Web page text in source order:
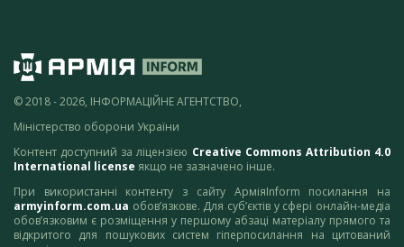
© 2018 - 2026, ІНФОРМАЦІЙНЕ АГЕНТСТВО,
Міністерство оборони України
Контент доступний за ліцензією Creative Commons Attribution 4.0
International license якщо не зазначено інше.
При використанні контенту з сайту АрміяInform посилання на
armyinform.com.ua обов’язкове. Для суб’єктів у сфері онлайн-медіа
обов’язковим є розміщення у першому абзаці матеріалу прямого та
відкритого для пошукових систем гіперпосилання на цитований